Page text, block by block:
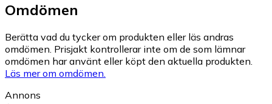
Omdömen
Berätta vad du tycker om produkten eller läs andras
omdömen. Prisjakt kontrollerar inte om de som lämnar
omdömen har använt eller köpt den aktuella produkten.
Läs mer om omdömen.
Annons